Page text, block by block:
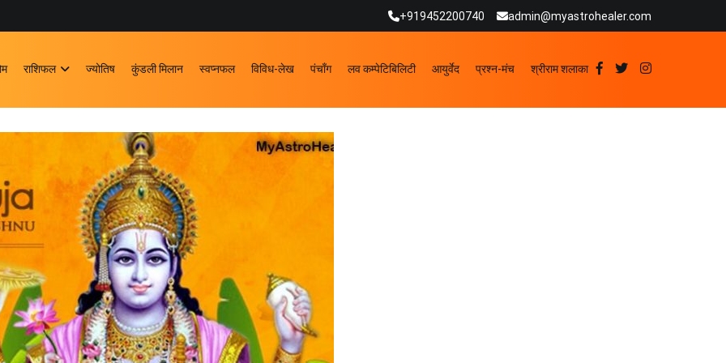
+919452200740 admin@myastrohealer.com
राशिफल ज्योतिष कुंडली मिलान स्वप्नफल विविध-लेख पंचाँग लव कम्पेटिबिलिटी आयुर्वेद प्रश्न-मंच श्रीराम शलाका